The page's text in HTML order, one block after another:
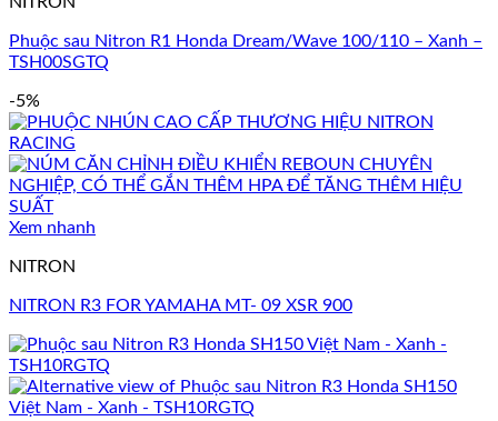
Phuộc sau Nitron R1 Honda Dream/Wave 100/110 – Xanh –
TSH00SGTQ
-5%
Xem nhanh
NITRON
NITRON R3 FOR YAMAHA MT- 09 XSR 900